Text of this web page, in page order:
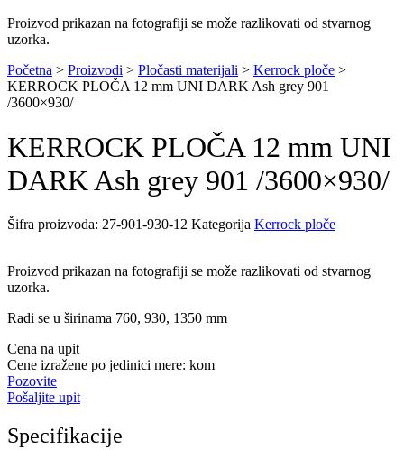
Proizvod prikazan na fotografiji se može razlikovati od stvarnog
uzorka.
Početna > Proizvodi > Pločasti materijali > Kerrock ploče >
KERROCK PLOČA 12 mm UNI DARK Ash grey 901
/3600×930/
KERROCK PLOČA 12 mm UNI
DARK Ash grey 901 /3600×930/
Šifra proizvoda: 27-901-930-12 Kategorija Kerrock ploče
Proizvod prikazan na fotografiji se može razlikovati od stvarnog
uzorka.
Radi se u širinama 760, 930, 1350 mm
Cena na upit
Cene izražene po jedinici mere: kom
Pozovite
Pošaljite upit
Specifikacije